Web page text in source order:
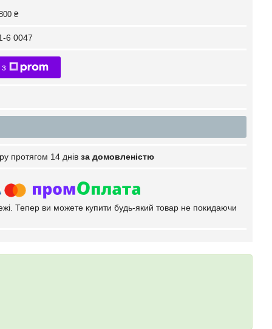
₴
6 0047
протягом 14 днів за домовленістю
Тепер ви можете купити будь-який товар не покидаючи